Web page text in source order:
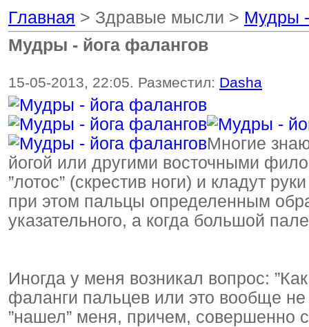
Главная > Здравые мысли > Мудры
Мудры - йога фалангов
15-05-2013, 22:05. Разместил: Dasha
Многие
йогой или другими восточными
”лотос” (скрестив ноги) и кладут
при этом пальцы определенным
указательного, а когда большой
Иногда у меня возникал вопрос:
фаланги пальцев или это вообще не
”нашел” меня, причем, совершенно